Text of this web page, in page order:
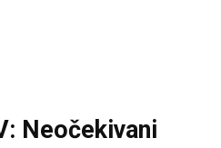
Neočekivani